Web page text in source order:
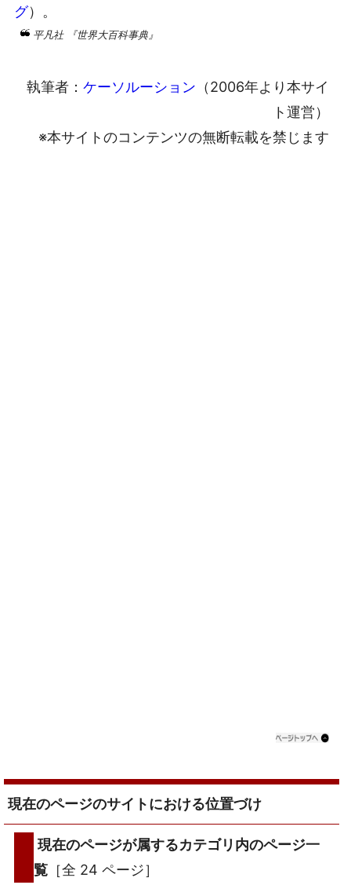
グ）。
平凡社 『世界大百科事典』
執筆者： ケーソルーション （2006年より本サイ
ト運営）
※本サイトのコンテンツの無断転載を禁じます
現在のページのサイトにおける位置づけ
現在のページが属するカテゴリ内のページ一
覧 ［全 24 ページ］